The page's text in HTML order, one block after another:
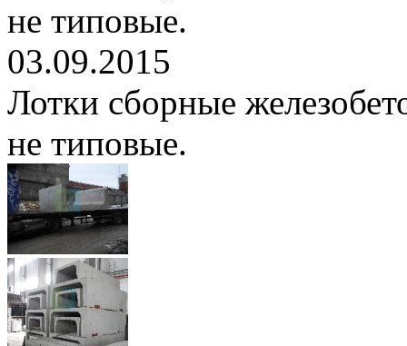
не типовые.
03.09.2015
Лотки сборные
не типовые.